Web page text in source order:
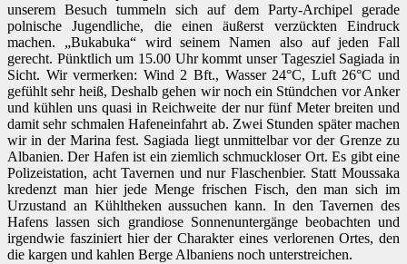
unserem Besuch tummeln sich auf dem Party-Archipel gerade
polnische Jugendliche, die einen äußerst verzückten Eindruck
machen. „Bukabuka“ wird seinem Namen also auf jeden Fall
gerecht. Pünktlich um 15.00 Uhr kommt unser Tagesziel Sagiada in
Sicht. Wir vermerken: Wind 2 Bft., Wasser 24°C, Luft 26°C und
gefühlt sehr heiß, Deshalb gehen wir noch ein Stündchen vor Anker
und kühlen uns quasi in Reichweite der nur fünf Meter breiten und
damit sehr schmalen Hafeneinfahrt ab. Zwei Stunden später machen
wir in der Marina fest. Sagiada liegt unmittelbar vor der Grenze zu
Albanien. Der Hafen ist ein ziemlich schmuckloser Ort. Es gibt eine
Polizeistation, acht Tavernen und nur Flaschenbier. Statt Moussaka
kredenzt man hier jede Menge frischen Fisch, den man sich im
Urzustand an Kühltheken aussuchen kann. In den Tavernen des
Hafens lassen sich grandiose Sonnenuntergänge beobachten und
irgendwie fasziniert hier der Charakter eines verlorenen Ortes, den
die kargen und kahlen Berge Albaniens noch unterstreichen.